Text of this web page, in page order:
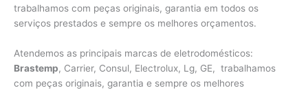
trabalhamos com peças originais, garantia em todos os
serviços prestados e sempre os melhores orçamentos.
Atendemos as principais marcas de eletrodomésticos:
Brastemp, Carrier, Consul, Electrolux, Lg, GE, trabalhamos
com peças originais, garantia e sempre os melhores